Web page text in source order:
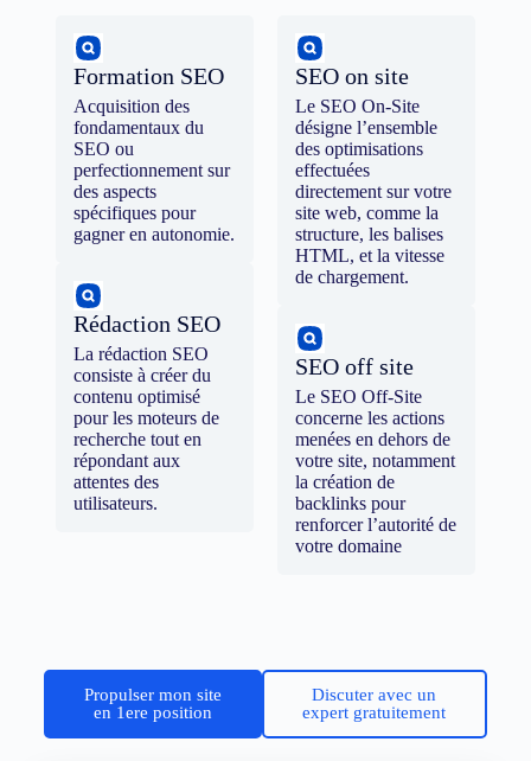
Formation SEO
Acquisition des
fondamentaux du
SEO ou
perfectionnement sur
des aspects
spécifiques pour
gagner en autonomie.
Rédaction SEO
La rédaction SEO
consiste à créer du
contenu optimisé
pour les moteurs de
recherche tout en
répondant aux
attentes des
utilisateurs.
SEO on site
Le SEO On-Site
désigne l’ensemble
des optimisations
effectuées
directement sur votre
site web, comme la
structure, les balises
HTML, et la vitesse
de chargement.
SEO off site
Le SEO Off-Site
concerne les actions
menées en dehors de
votre site, notamment
la création de
backlinks pour
renforcer l’autorité de
votre domaine
Propulser mon site
en 1ere position
Discuter avec un
expert gratuitement